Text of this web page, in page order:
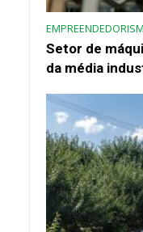
Setor de
da média